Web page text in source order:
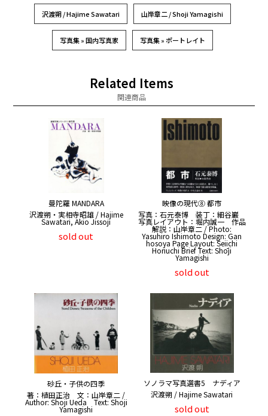
沢渡朔 / Hajime Sawatari 山岸章二 / Shoji Yamagishi
写真集 » 国内写真家 写真集 » ポートレイト
Related Items
関連商品
曼陀羅 MANDARA
沢渡朔・実相寺昭雄 / Hajime
Sawatari, Akio Jissoji
sold out
映像の現代⑧ 都市
写真：石元泰博 装丁：細谷巖
写真レイアウト：堀内誠一 作品
解説：山岸章二 / Photo:
Yasuhiro Ishimoto Design: Gan
hosoya Page Layout: Seiichi
Horiuchi Brief Text: Shōji
Yamagishi
sold out
砂丘・子供の四季
著：植田正治 文：山岸章二 /
Author: Shoji Ueda Text: Shoji
Yamagishi
ソノラマ写真選書5 ナディア
沢渡朔 / Hajime Sawatari
sold out